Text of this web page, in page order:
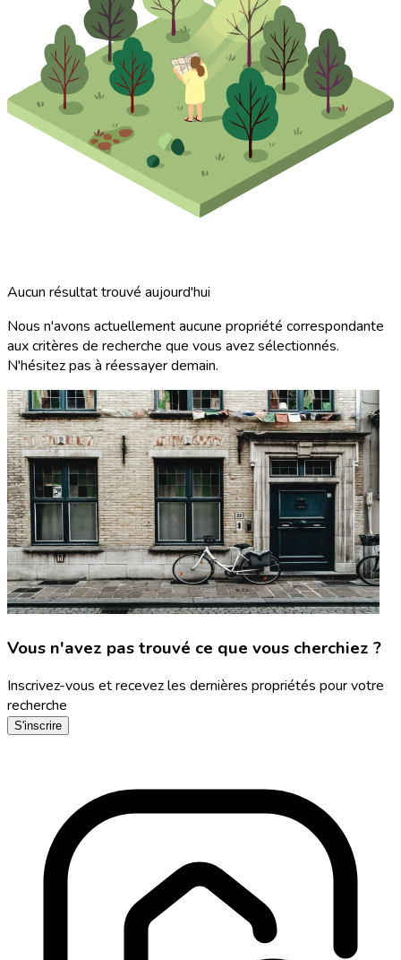
Aucun résultat trouvé aujourd'hui
Nous n'avons actuellement aucune propriété correspondante
aux critères de recherche que vous avez sélectionnés.
N'hésitez pas à réessayer demain.
Vous n'avez pas trouvé ce que vous cherchiez ?
Inscrivez-vous et recevez les dernières propriétés pour votre
recherche
S'inscrire